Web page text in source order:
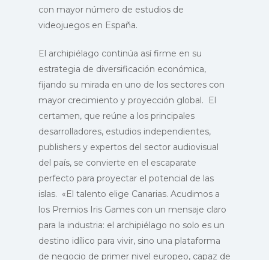
con mayor número de estudios de
videojuegos en España.
El archipiélago continúa así firme en su
estrategia de diversificación económica,
fijando su mirada en uno de los sectores con
mayor crecimiento y proyección global. El
certamen, que reúne a los principales
desarrolladores, estudios independientes,
publishers y expertos del sector audiovisual
del país, se convierte en el escaparate
perfecto para proyectar el potencial de las
islas. «El talento elige Canarias. Acudimos a
los Premios Iris Games con un mensaje claro
para la industria: el archipiélago no solo es un
destino idílico para vivir, sino una plataforma
de negocio de primer nivel europeo, capaz de